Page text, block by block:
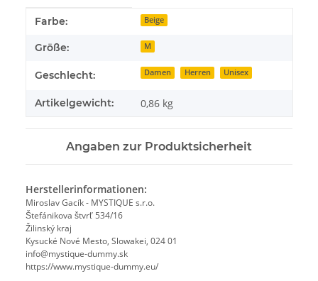
Produkteigenschaft
Wert
Farbe: Beige
Größe: M
Geschlecht: Damen Herren Unisex
Artikelgewicht: 0,86 kg
Angaben zur Produktsicherheit
Herstellerinformationen:
Miroslav Gacík - MYSTIQUE s.r.o.
Štefánikova štvrť 534/16
Žilinský kraj
Kysucké Nové Mesto, Slowakei, 024 01
info@mystique-dummy.sk
https://www.mystique-dummy.eu/